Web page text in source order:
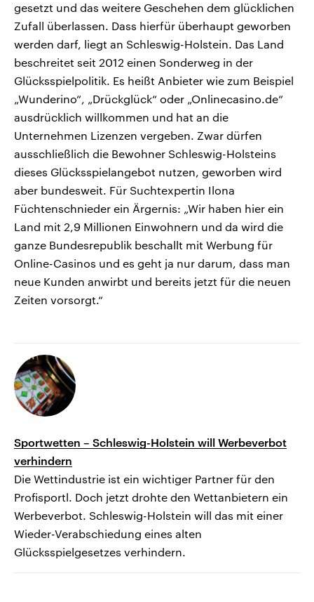
gesetzt und das weitere Geschehen dem glücklichen
Zufall überlassen. Dass hierfür überhaupt geworben
werden darf, liegt an Schleswig-Holstein. Das Land
beschreitet seit 2012 einen Sonderweg in der
Glücksspielpolitik. Es heißt Anbieter wie zum Beispiel
„Wunderino“, „Drückglück“ oder „Onlinecasino.de“
ausdrücklich willkommen und hat an die
Unternehmen Lizenzen vergeben. Zwar dürfen
ausschließlich die Bewohner Schleswig-Holsteins
dieses Glücksspielangebot nutzen, geworben wird
aber bundesweit. Für Suchtexpertin Ilona
Füchtenschnieder ein Ärgernis: „Wir haben hier ein
Land mit 2,9 Millionen Einwohnern und da wird die
ganze Bundesrepublik beschallt mit Werbung für
Online-Casinos und es geht ja nur darum, dass man
neue Kunden anwirbt und bereits jetzt für die neuen
Zeiten vorsorgt.“
Sportwetten – Schleswig-Holstein will Werbeverbot
verhindern
Die Wettindustrie ist ein wichtiger Partner für den
Profisportl. Doch jetzt drohte den Wettanbietern ein
Werbeverbot. Schleswig-Holstein will das mit einer
Wieder-Verabschiedung eines alten
Glücksspielgesetzes verhindern.